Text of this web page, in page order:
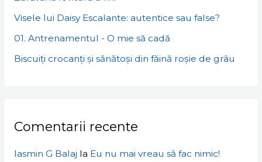
Visele lui Daisy Escalante: autentice sau false?
01. Antrenamentul - O mie să cadă
Biscuiți crocanți și sănătoși din făină roșie de grâu
Comentarii recente
Iasmin G Balaj la Eu nu mai vreau să fac nimic!